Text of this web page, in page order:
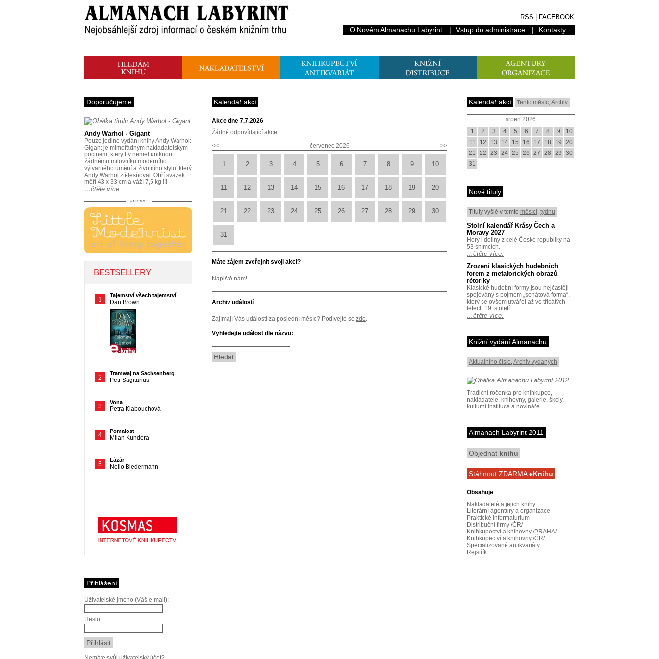
RSS FACEBOOK
O Novém Almanachu Labyrint | Vstup do administrace | Kontakty
Kalendář akcí
Akce dne 7.7.2026
Žádné odpovídající akce
<<
>>
červenec 2026
1 2 3 4 5 6 7 8 9 10
11 12 13 14 15 16 17 18 19 20
21 22 23 24 25 26 27 28 29 30
31
Máte zájem zveřejnit svoji akci?
Napiště nám!
Archiv událostí
Zajímají Vás události za poslední měsíc? Podívejte se zde.
Vyhledejte událost dle názvu:
Doporučujeme
Andy Warhol - Gigant
Pouze jediné vydání knihy Andy Warhol:
Gigant je mimořádným nakladatelským
počinem, který by neměl uniknout
žádnému milovníku moderního
výtvarného umění a životního stylu, který
Andy Warhol ztělesňoval. Obří svazek
měří 43 x 33 cm a váží 7,5 kg !!!
…čtěte více.
inzerce
Přihlášení
Uživatelské jméno (Váš e-mail):
Heslo:
Nemáte svůj uživatelský účet?
Kalendář akcí Tento měsíc,Archiv
srpen 2026
1
2 3 4 5 6 7 8 9
10
11
12 13 14 15 16 17 18 19
20
21
22 23 24 25 26 27 28 29
30
31
Nové tituly
Tituly vyšlé v tomto měsíci, týdnu
Stolní kalendář Krásy Čech a
Moravy 2027
Hory i doliny z celé České republiky na
53 snímcích.
…čtěte více.
Zrození klasických hudebních
forem z metaforických obrazů
rétoriky
Klasické hudební formy jsou nejčastěji
spojovány s pojmem „sonátová forma“,
který se ovšem utvářel až ve třicátých
letech 19. století.
…čtěte více.
Knižní vydání Almanachu
Aktuálního číslo,Archiv vydaných
Tradiční ročenka pro knihkupce,
nakladatele, knihovny, galerie, školy,
kulturní instituce a novináře…
Almanach Labyrint 2011
Objednat knihu
Stáhnout ZDARMAeKnihu
Obsahuje
Nakladatelé a jejich knihy
Literární agentury a organizace
Praktické informaturium
Distribuční firmy /ČR/
Knihkupectví a knihovny /PRAHA/
Knihkupectví a knihovny /ČR/
Specializované antikvariáty
Rejstřík